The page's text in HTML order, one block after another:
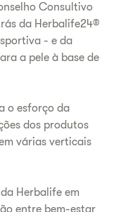
Consultivo
da Herbalife24®
- e da
a pele à base de
o esforço da
dos produtos
várias verticais
Herbalife em
entre bem-estar